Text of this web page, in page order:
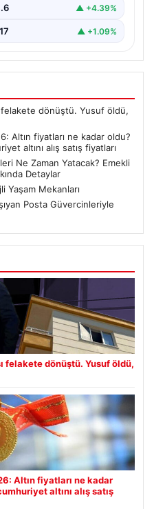
▲ +4.39%
▲ +1.09%
felakete dönüştü. Yusuf öldü,
Altın fiyatları ne kadar oldu?
altını alış satış fiyatları
Ne Zaman Yatacak? Emekli
Detaylar
Yaşam Mekanları
Posta Güvercinleriyle
felakete dönüştü. Yusuf öldü,
Altın fiyatları ne kadar
altını alış satış